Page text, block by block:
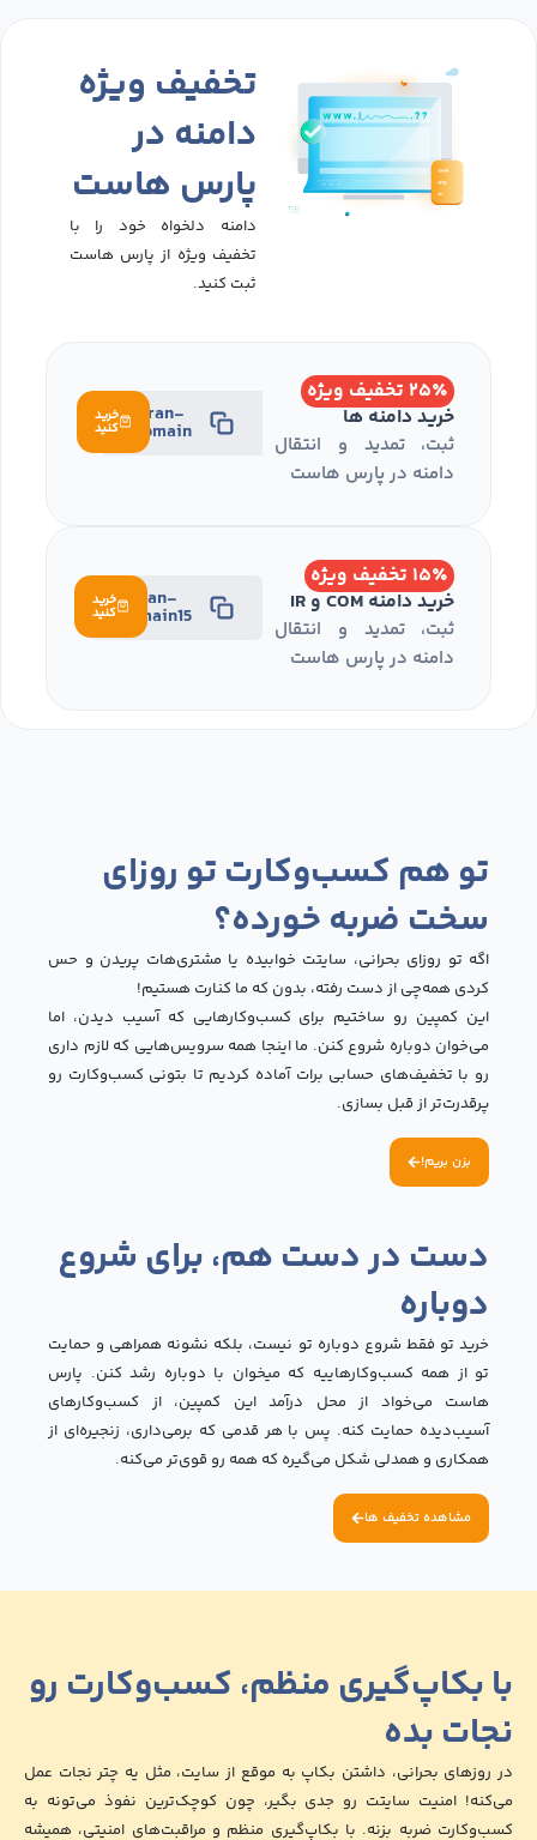
تخفیف ویژه
دامنه در
پارس هاست
دامنه دلخواه خود را با
تخفیف ویژه از پارس هاست
خرید دامنه ها
ثبت، تمدید و انتقال
دامنه در پارس هاست
iran-
domain
خرید
کنید
خرید دامنه COM و IR
ثبت، تمدید و انتقال
دامنه در پارس هاست
iran-
domain15
خرید
کنید
هم کسب‌وکارت تو روزای
ضربه خورده؟
تو روزای بحرانی، سایتت خوابیده یا مشتری‌هات پریدن و حس
همه‌چی از دست رفته، بدون که ما کنارت هستیم!
کمپین رو ساختیم برای کسب‌وکارهایی که آسیب دیدن، اما
دوباره شروع کنن. ما اینجا همه سرویس‌هایی که لازم داری
تخفیف‌های حسابی برات آماده کردیم تا بتونی کسب‌وکارت رو
از قبل بسازی.
در دست هم، برای شروع
تو فقط شروع دوباره تو نیست، بلکه نشونه همراهی و حمایت
همه کسب‌وکارهاییه که میخوان با دوباره رشد کنن. پارس
می‌خواد از محل درآمد این کمپین، از کسب‌وکارهای
حمایت کنه. پس با هر قدمی که برمی‌داری، زنجیره‌ای از
و همدلی شکل می‌گیره که همه رو قوی‌تر می‌کنه.
تخفیف ها
منظم، کسب‌وکارت رو
بده
بحرانی، داشتن بکاپ به موقع از سایت، مثل یه چتر نجات عمل
امنیت سایتت رو جدی بگیر، چون کوچک‌ترین نفوذ می‌تونه به
ضربه بزنه. با بکاپ‌گیری منظم و مراقبت‌های امنیتی، همیشه